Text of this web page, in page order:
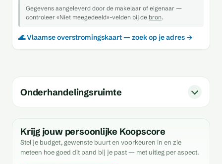
Gegevens aangeleverd door de makelaar of eigenaar —
controleer «Niet meegedeeld»-velden bij de bron.
🌊 Vlaamse overstromingskaart — zoek op je adres →
Onderhandelingsruimte
Krijg jouw persoonlijke Koopscore
Stel je budget, gewenste buurt en voorkeuren in en zie
meteen hoe goed dit pand bij je past — met uitleg per aspect.